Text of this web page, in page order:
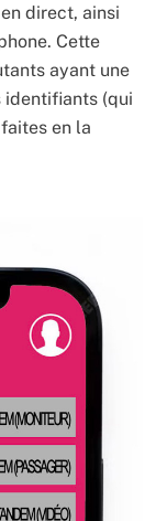
direct, ainsi
Cette
ayant une
identifiants (qui
en la